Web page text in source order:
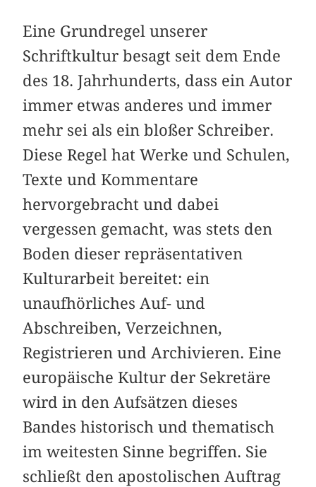
Eine Grundregel unserer
Schriftkultur besagt seit dem Ende
des 18. Jahrhunderts, dass ein Autor
immer etwas anderes und immer
mehr sei als ein bloßer Schreiber.
Diese Regel hat Werke und Schulen,
Texte und Kommentare
hervorgebracht und dabei
vergessen gemacht, was stets den
Boden dieser repräsentativen
Kulturarbeit bereitet: ein
unaufhörliches Auf- und
Abschreiben, Verzeichnen,
Registrieren und Archivieren. Eine
europäische Kultur der Sekretäre
wird in den Aufsätzen dieses
Bandes historisch und thematisch
im weitesten Sinne begriffen. Sie
schließt den apostolischen Auftrag